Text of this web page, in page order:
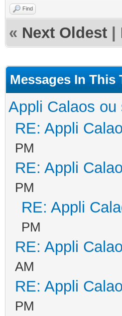
Find
« Next Oldest
Messages In This
Appli Calaos
RE: Appli
PM
RE: Appli
PM
RE: Appli
PM
RE: Appli
AM
RE: Appli
PM